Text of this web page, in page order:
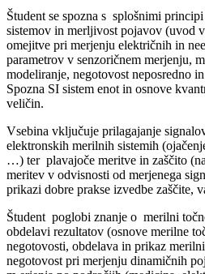
Študent se spozna s splošnimi
sistemov in merljivost pojavov (uvod
omejitve pri merjenju električnih in
parametrov v senzoričnem merjenju,
modeliranje, negotovost neposredno
Spozna SI sistem enot in osnove
veličin.
Vsebina vključuje prilagajanje
elektronskih merilnih sistemih
…) ter plavajoče meritve in zaščito
meritev v odvisnosti od merjenega
prikazi dobre prakse izvedbe zaščite,
Študent poglobi znanje o merilni
obdelavi rezultatov (osnove merilne
negotovosti, obdelava in prikaz
negotovost pri merjenju dinamičnih